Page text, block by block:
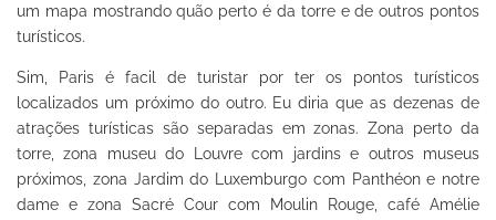
um mapa mostrando quão perto é da torre e de outros pontos
turísticos.
Sim, Paris é facil de turistar por ter os pontos turísticos
localizados um próximo do outro. Eu diria que as dezenas de
atrações turísticas são separadas em zonas. Zona perto da
torre, zona museu do Louvre com jardins e outros museus
próximos, zona Jardim do Luxemburgo com Panthéon e notre
dame e zona Sacré Cour com Moulin Rouge, café Amélie